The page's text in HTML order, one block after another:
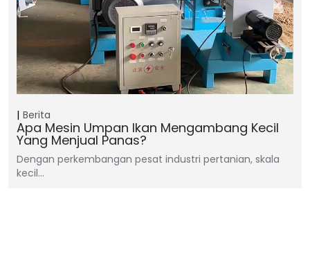
Berita
Apa Mesin Umpan Ikan Mengambang Kecil
Yang Menjual Panas?
Dengan perkembangan pesat industri pertanian, skala
kecil…